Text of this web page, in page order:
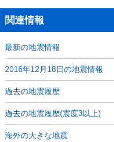
関連情報
最新の地震情報
2016年12月18日の地震情報
過去の地震履歴
過去の地震履歴(震度3以上)
海外の大きな地震